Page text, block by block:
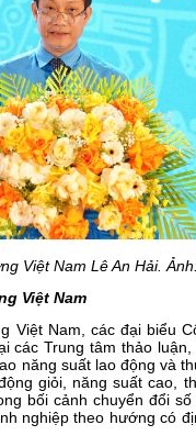
Việt Nam Lê An Hải.
Việt Nam
Việt Nam, các đại biểu
các Trung tâm thảo
năng suất lao động và
giỏi, năng suất cao,
bối cảnh chuyển đổi
nghiệp theo hướng có